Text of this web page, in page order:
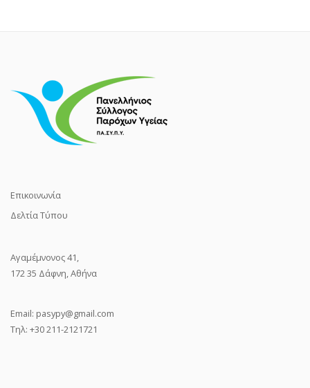
Επικοινωνία
Δελτία Τύπου
Αγαμέμνονος 41,
172 35 Δάφνη, Αθήνα
Email: pasypy@gmail.com
Τηλ: +30 211-2121721